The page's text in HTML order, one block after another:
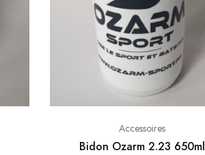
Accessoires
Bidon Ozarm 2.23 650ml